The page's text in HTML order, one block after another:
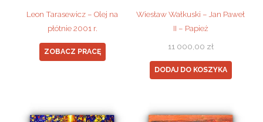
Leon Tarasewicz – Olej na
płótnie 2001 r.
ZOBACZ PRACĘ
Wiesław Wałkuski – Jan Paweł
II – Papież
11 000,00 zł
DODAJ DO KOSZYKA